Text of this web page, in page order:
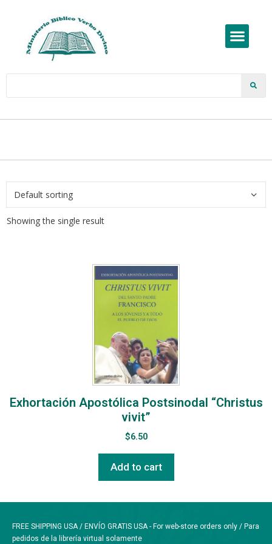
Showing the single result
Exhortación Apostólica Postsinodal “Christus
vivit”
$6.50
Add to cart
FREE SHIPPING USA / ENVÍO GRATIS USA - For web-store orders only / Para
pedidos de la librería virtual solamente